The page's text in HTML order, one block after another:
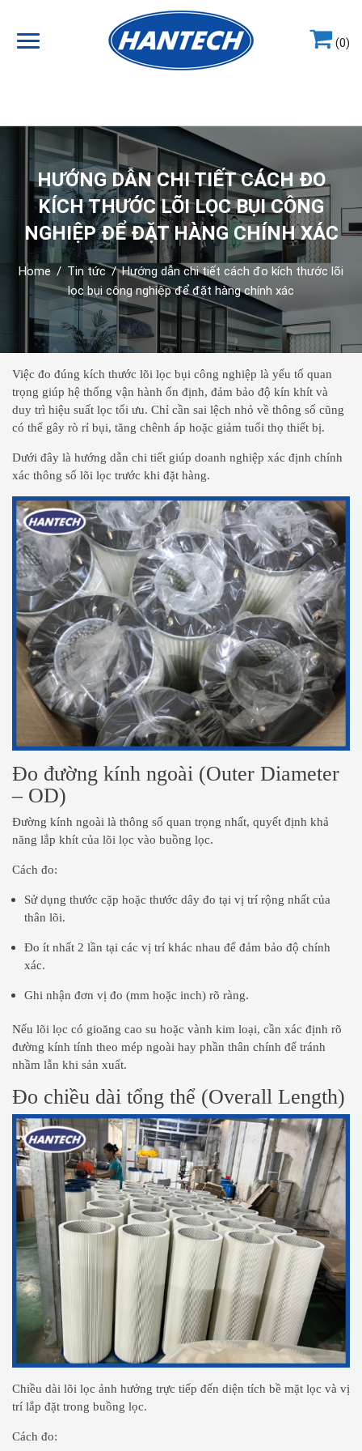
(0)
HƯỚNG DẪN CHI TIẾT CÁCH ĐO
KÍCH THƯỚC LÕI LỌC BỤI CÔNG
NGHIỆP ĐỂ ĐẶT HÀNG CHÍNH XÁC
Home / Tin tức / Hướng dẫn chi tiết cách đo kích thước lõi
lọc bụi công nghiệp để đặt hàng chính xác
Việc đo đúng kích thước lõi lọc bụi công nghiệp là yếu tố quan
trọng giúp hệ thống vận hành ổn định, đảm bảo độ kín khít và
duy trì hiệu suất lọc tối ưu. Chỉ cần sai lệch nhỏ về thông số cũng
có thể gây rò rỉ bụi, tăng chênh áp hoặc giảm tuổi thọ thiết bị.
Dưới đây là hướng dẫn chi tiết giúp doanh nghiệp xác định chính
xác thông số lõi lọc trước khi đặt hàng.
Đo đường kính ngoài (Outer Diameter
– OD)
Đường kính ngoài là thông số quan trọng nhất, quyết định khả
năng lắp khít của lõi lọc vào buồng lọc.
Cách đo:
Sử dụng thước cặp hoặc thước dây đo tại vị trí rộng nhất của
thân lõi.
Đo ít nhất 2 lần tại các vị trí khác nhau để đảm bảo độ chính
xác.
Ghi nhận đơn vị đo (mm hoặc inch) rõ ràng.
Nếu lõi lọc có gioăng cao su hoặc vành kim loại, cần xác định rõ
đường kính tính theo mép ngoài hay phần thân chính để tránh
nhầm lẫn khi sản xuất.
Đo chiều dài tổng thể (Overall Length)
Chiều dài lõi lọc ảnh hưởng trực tiếp đến diện tích bề mặt lọc và vị
trí lắp đặt trong buồng lọc.
Cách đo: